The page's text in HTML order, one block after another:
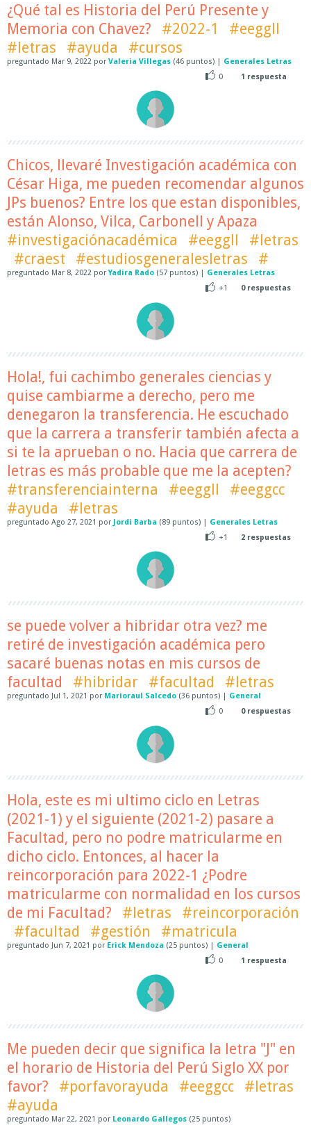
¿Qué tal es Historia del Perú Presente y
Memoria con Chavez?
#2022-1
#eeggll
#letras
#ayuda #cursos
preguntado Mar 9, 2022 por Valeria Villegas (46 puntos) | Generales Letras
0
1 respuesta
Chicos, llevaré Investigación académica con
César Higa, me pueden recomendar algunos
JPs buenos? Entre los que estan disponibles,
están Alonso, Vilca, Carbonell y Apaza
#investigaciónacadémica
#eeggll
#letras
#craest
#estudiosgeneralesletras #
preguntado Mar 8, 2022 porYadira Rado (57 puntos) | Generales Letras
+1
0respuestas
Hola!, fui cachimbo generales ciencias y
quise cambiarme a derecho, pero me
denegaron la transferencia. He escuchado
que la carrera a transferir también afecta a
si te la aprueban o no. Hacia que carrera de
letras es más probable que me la acepten?
#transferenciainterna
#eeggll
#eeggcc
#ayuda
#letras
preguntado Ago 27, 2021 por Jordi Barba (89 puntos) | Generales Letras
+1
2 respuestas
se puede volver a hibridar otra vez? me
retiré de investigación académica pero
sacaré buenas notas en mis cursos de
facultad
#hibridar #facultad #letras
preguntado Jul 1, 2021 por Marioraul Salcedo (36 puntos) | General
0
0respuestas
Hola, este es mi ultimo ciclo en Letras
(2021-1) y el siguiente (2021-2) pasare a
Facultad, pero no podre matricularme en
dicho ciclo. Entonces, al hacer la
reincorporación para 2022-1 ¿Podre
matricularme con normalidad en los cursos
de mi Facultad?
#letras
#reincorporación
#facultad
#gestión #matricula
preguntado Jun 7, 2021 por Erick Mendoza (25 puntos) | General
0
1 respuesta
Me pueden decir que significa la letra "J" en
el horario de Historia del Perú Siglo XX por
favor?
#porfavorayuda #eeggcc
#letras
#ayuda
preguntado Mar 22, 2021 por Leonardo Gallegos (25 puntos)